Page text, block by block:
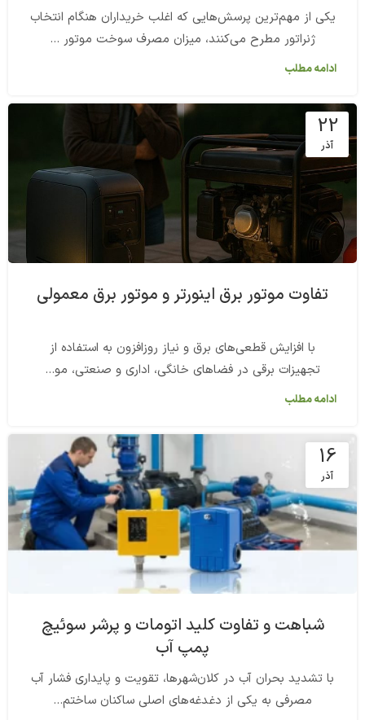
یکی از مهم‌ترین پرسش‌هایی که اغلب خریداران هنگام انتخاب
ژنراتور مطرح می‌کنند، میزان مصرف سوخت موتور ...
ادامه مطلب
22
آذر
تفاوت موتور برق اینورتر و موتور برق معمولی
با افزایش قطعی‌های برق و نیاز روزافزون به استفاده از
تجهیزات برقی در فضاهای خانگی، اداری و صنعتی، مو...
ادامه مطلب
16
آذر
شباهت و تفاوت کلید اتومات و پرشر سوئیچ
پمپ آب
با تشدید بحران آب در کلان‌شهرها، تقویت و پایداری فشار آب
مصرفی به یکی از دغدغه‌های اصلی ساکنان ساختم...